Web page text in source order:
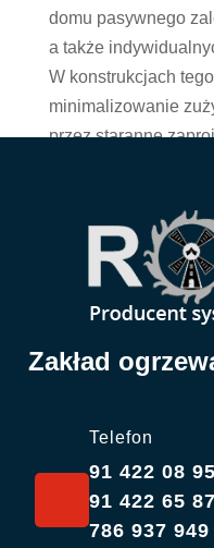
domu pasywnego
a także
W konstrukcjach
minimalizowanie
przez staranne
Zakład
Telefon
91 422 08 95
91 422 65 87
786 937 949